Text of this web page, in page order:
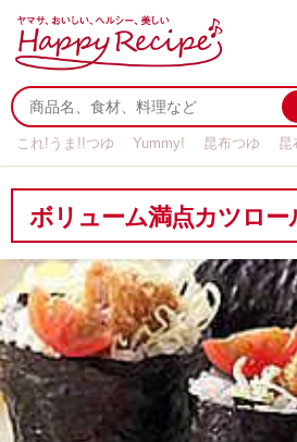
これ!うま!!つゆ Yummy! 昆布つゆ 昆
ボリューム満点カツロー